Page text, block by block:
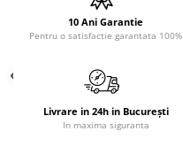
Mixere și blendere
Sisteme pentru apa pură
10 Ani Garantie
Pentru o satisfactie garantata 100%
Livrare in 24h in București
In maxima siguranta